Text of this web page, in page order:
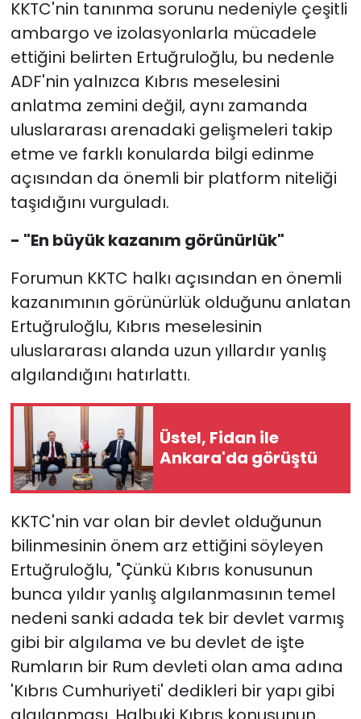
KKTC'nin tanınma sorunu nedeniyle çeşitli
ambargo ve izolasyonlarla mücadele
ettiğini belirten Ertuğruloğlu, bu nedenle
ADF'nin yalnızca Kıbrıs meselesini
anlatma zemini değil, aynı zamanda
uluslararası arenadaki gelişmeleri takip
etme ve farklı konularda bilgi edinme
açısından da önemli bir platform niteliği
taşıdığını vurguladı.
- "En büyük kazanım görünürlük"
Forumun KKTC halkı açısından en önemli
kazanımının görünürlük olduğunu anlatan
Ertuğruloğlu, Kıbrıs meselesinin
uluslararası alanda uzun yıllardır yanlış
algılandığını hatırlattı.
Üstel, Fidan ile
Ankara'da görüştü
KKTC'nin var olan bir devlet olduğunun
bilinmesinin önem arz ettiğini söyleyen
Ertuğruloğlu, "Çünkü Kıbrıs konusunun
bunca yıldır yanlış algılanmasının temel
nedeni sanki adada tek bir devlet varmış
gibi bir algılama ve bu devlet de işte
Rumların bir Rum devleti olan ama adına
'Kıbrıs Cumhuriyeti' dedikleri bir yapı gibi